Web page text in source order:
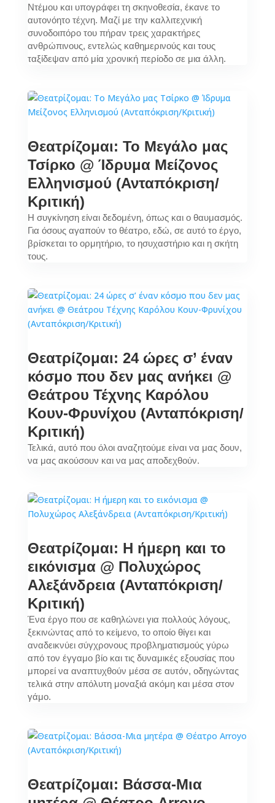
Ντέμου και υπογράφει τη σκηνοθεσία, έκανε το
αυτονόητο τέχνη. Μαζί με την καλλιτεχνική
συνοδοιπόρο του πήραν τρεις χαρακτήρες
ανθρώπινους, εντελώς καθημερινούς και τους
ταξίδεψαν από μία χρονική περίοδο σε μια άλλη.
Θεατρίζομαι: Το Μεγάλο μας
Τσίρκο @ Ίδρυμα Μείζονος
Ελληνισμού (Ανταπόκριση/
Κριτική)
Η συγκίνηση είναι δεδομένη, όπως και ο θαυμασμός.
Για όσους αγαπούν το θέατρο, εδώ, σε αυτό το έργο,
βρίσκεται το ορμητήριο, το ησυχαστήριο και η σκήτη
τους.
Θεατρίζομαι: 24 ώρες σ’ έναν
κόσμο που δεν μας ανήκει @
Θεάτρου Τέχνης Καρόλου
Κουν-Φρυνίχου (Ανταπόκριση/
Κριτική)
Τελικά, αυτό που όλοι αναζητούμε είναι να μας δουν,
να μας ακούσουν και να μας αποδεχθούν.
Θεατρίζομαι: Η ήμερη και το
εικόνισμα @ Πολυχώρος
Αλεξάνδρεια (Ανταπόκριση/
Κριτική)
Ένα έργο που σε καθηλώνει για πολλούς λόγους,
ξεκινώντας από το κείμενο, το οποίο θίγει και
αναδεικνύει σύγχρονους προβληματισμούς γύρω
από τον έγγαμο βίο και τις δυναμικές εξουσίας που
μπορεί να αναπτυχθούν μέσα σε αυτόν, οδηγώντας
τελικά στην απόλυτη μοναξιά ακόμη και μέσα στον
γάμο.
Θεατρίζομαι: Βάσσα-Μια